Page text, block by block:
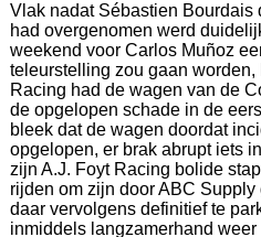
Vlak nadat Sébastien Bourdais
had overgenomen werd
weekend voor Carlos Muñoz
teleurstelling zou gaan worden,
Racing had de wagen van de
de opgelopen schade in de
bleek dat de wagen doordat
opgelopen, er brak abrupt iets
zijn A.J. Foyt Racing bolide
rijden om zijn door ABC
daar vervolgens definitief te
inmiddels langzamerhand